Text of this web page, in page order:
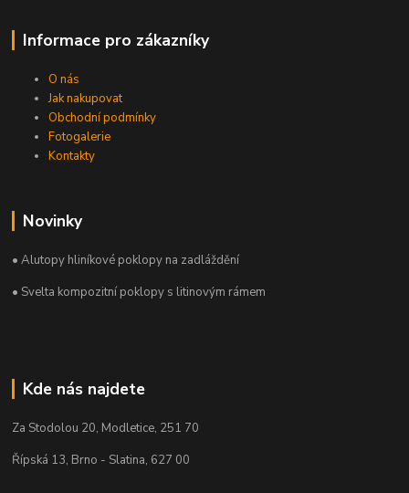
Informace pro zákazníky
O nás
Jak nakupovat
Obchodní podmínky
Fotogalerie
Kontakty
Novinky
• Alutopy hliníkové poklopy na zadláždění
• Svelta kompozitní poklopy s litinovým rámem
Kde nás najdete
Za Stodolou 20, Modletice, 251 70
Řípská 13, Brno - Slatina, 627 00